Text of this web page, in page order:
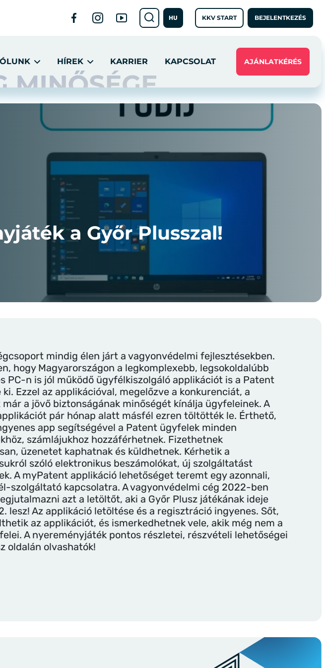
HU KKV START BEJELENTKEZÉS
HÍREK KARRIER KAPCSOLAT AJÁNLATKÉRÉS
a Győr Plusszal!
mindig élen járt a vagyonvédelmi fejlesztésekben.
hogy Magyarországon a legkomplexebb, legsokoldalúbb
PC-n is jól működő ügyfélkiszolgáló applikációt is a Patent
Ezzel az applikációval, megelőzve a konkurenciát, a
a jövő biztonságának minőségét kínálja ügyfeleinek. A
pár hónap alatt másfél ezren töltötték le. Érthető,
app segítségével a Patent ügyfelek minden
számlájukhoz hozzáférhetnek. Fizethetnek
üzenetet kaphatnak és küldhetnek. Kérhetik a
szóló elektronikus beszámolókat, új szolgáltatást
A myPatent applikáció lehetőséget teremt egy azonnali,
szolgáltató kapcsolatra. A vagyonvédelmi cég 2022-ben
azt a letöltőt, aki a Győr Plusz játékának ideje
lesz! Az applikáció letöltése és a regisztráció ingyenes. Sőt,
az applikációt, és ismerkedhetnek vele, akik még nem a
A nyereményjáték pontos részletei, részvételi lehetőségei
oldalán olvashatók!